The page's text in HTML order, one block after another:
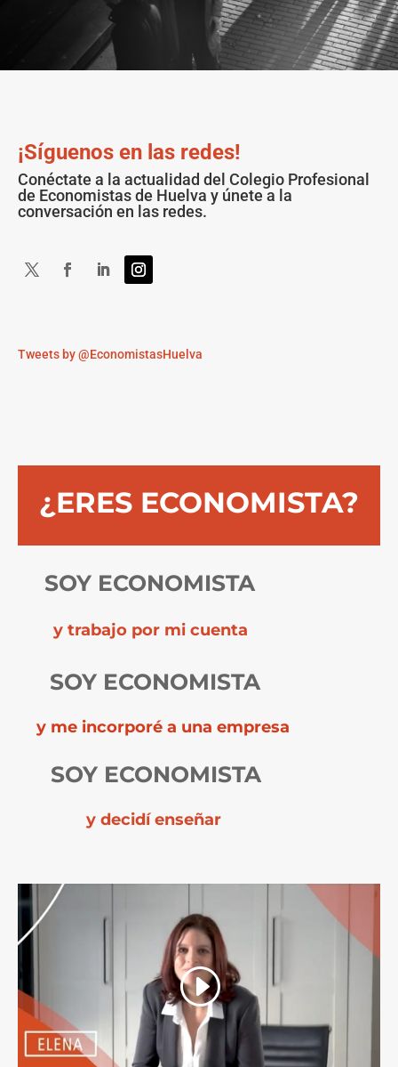
¡Síguenos en las redes!
Conéctate a la actualidad del Colegio Profesional
de Economistas de Huelva y únete a la
conversación en las redes.
Tweets by @EconomistasHuelva
¿ERES ECONOMISTA?
SOY ECONOMISTA
y trabajo por mi cuenta
SOY ECONOMISTA
y me incorporé a una empresa
SOY ECONOMISTA
y decidí enseñar